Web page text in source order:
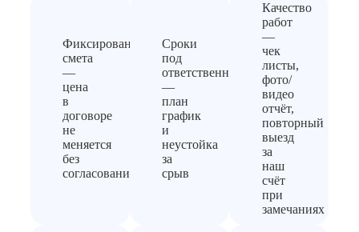
Фиксированная
смета
—
цена
в
договоре
не
меняется
без
согласования
Сроки
под
ответственность
—
план
график
и
неустойка
за
срыв
Качество
работ
—
чек
листы,
фото/
видео
отчёт,
повторный
выезд
за
наш
счёт
при
замечаниях